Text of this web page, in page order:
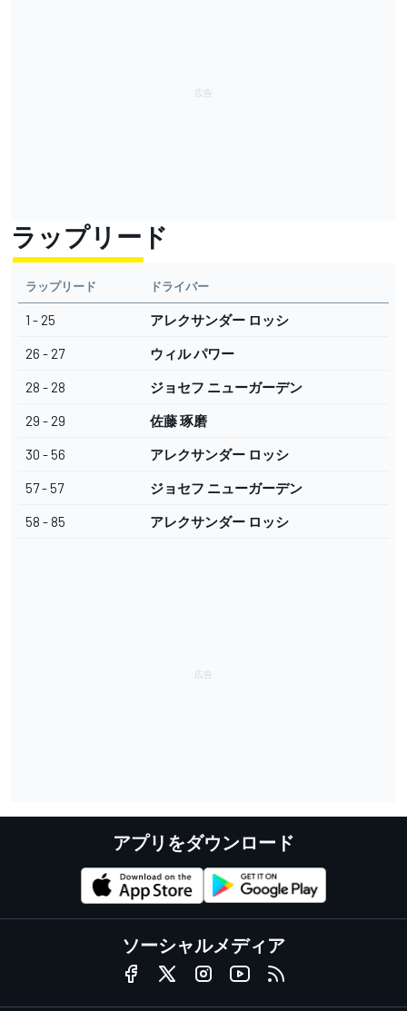
ラップリード
ラップリード ドライバー
1 - 25 アレクサンダー ロッシ
26 - 27 ウィル パワー
28 - 28 ジョセフ ニューガーデン
29 - 29 佐藤 琢磨
30 - 56 アレクサンダー ロッシ
57 - 57 ジョセフ ニューガーデン
58 - 85 アレクサンダー ロッシ
アプリをダウンロード
ソーシャルメディア